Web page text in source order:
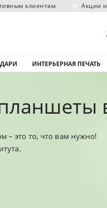
клиентам Акции
ИНТЕРЬЕРНАЯ ПЕЧАТЬ
– это то, что вам нужно!